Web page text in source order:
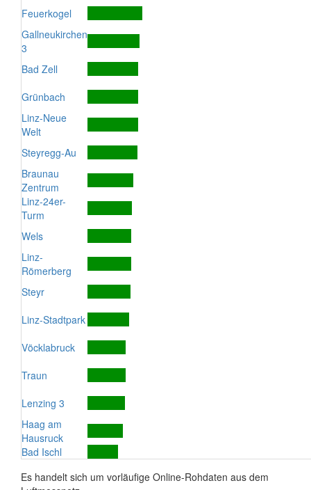
Feuerkogel
Gallneukirchen
3
Bad Zell
Grünbach
Linz-Neue
Welt
Steyregg-Au
Braunau
Zentrum
Linz-24er-
Turm
Wels
Linz-
Römerberg
Steyr
Linz-Stadtpark
Vöcklabruck
Traun
Lenzing 3
Haag am
Hausruck
Bad Ischl
Es handelt sich um vorläufige Online-Rohdaten aus dem